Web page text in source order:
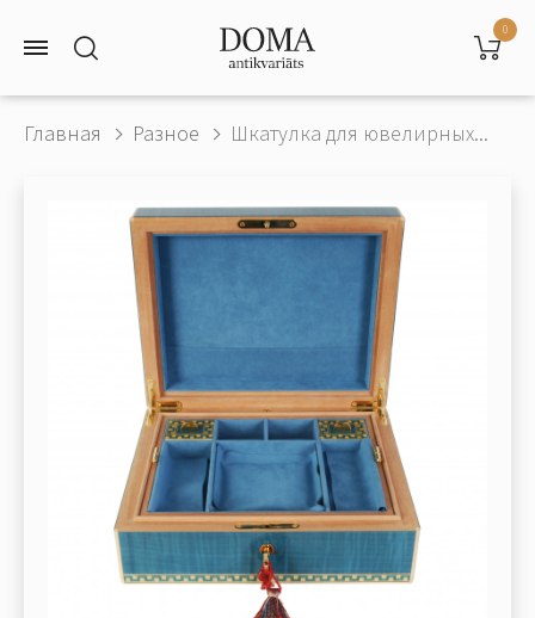
0
Главная Разное Шкатулка для ювелирных...